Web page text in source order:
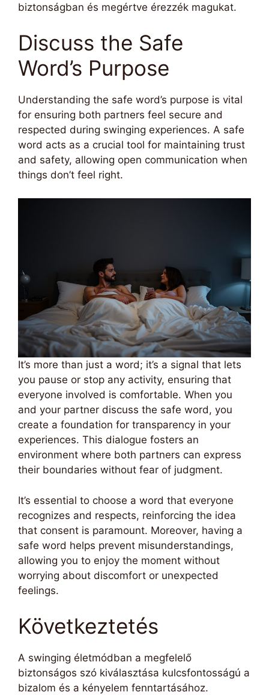
biztonságban és megértve érezzék magukat.
Discuss the Safe
Word’s Purpose
Understanding the safe word’s purpose is vital
for ensuring both partners feel secure and
respected during swinging experiences. A safe
word acts as a crucial tool for maintaining trust
and safety, allowing open communication when
things don’t feel right.
It’s more than just a word; it’s a signal that lets
you pause or stop any activity, ensuring that
everyone involved is comfortable. When you
and your partner discuss the safe word, you
create a foundation for transparency in your
experiences. This dialogue fosters an
environment where both partners can express
their boundaries without fear of judgment.
It’s essential to choose a word that everyone
recognizes and respects, reinforcing the idea
that consent is paramount. Moreover, having a
safe word helps prevent misunderstandings,
allowing you to enjoy the moment without
worrying about discomfort or unexpected
feelings.
Következtetés
A swinging életmódban a megfelelő
biztonságos szó kiválasztása kulcsfontosságú a
bizalom és a kényelem fenntartásához.